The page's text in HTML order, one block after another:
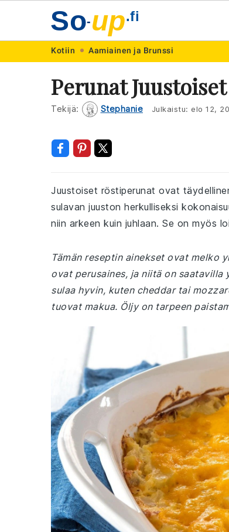
navigation
content
So-up.fi
Kotiin Aamiainen ja Brunssi
Perunat
Tekijä: Stephanie Julkaistu: elo 12,
Juustoiset röstiperunat ovat
sulavan juuston herkulliseksi
niin arkeen kuin juhlaan. Se on myös
Tämän reseptin ainekset ovat melko
ovat perusaines, ja niitä on
sulaa hyvin, kuten cheddar tai
tuovat makua. Öljy on tarpeen